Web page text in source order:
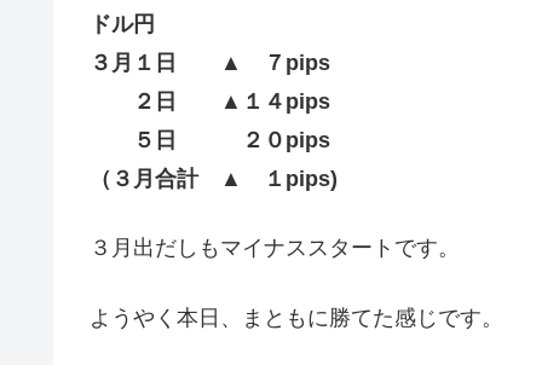
ドル円
３月１日 ▲ ７pips
２日 ▲１４pips
５日 ２０pips
（３月合計 ▲ １pips)
３月出だしもマイナススタートです。
ようやく本日、まともに勝てた感じです。